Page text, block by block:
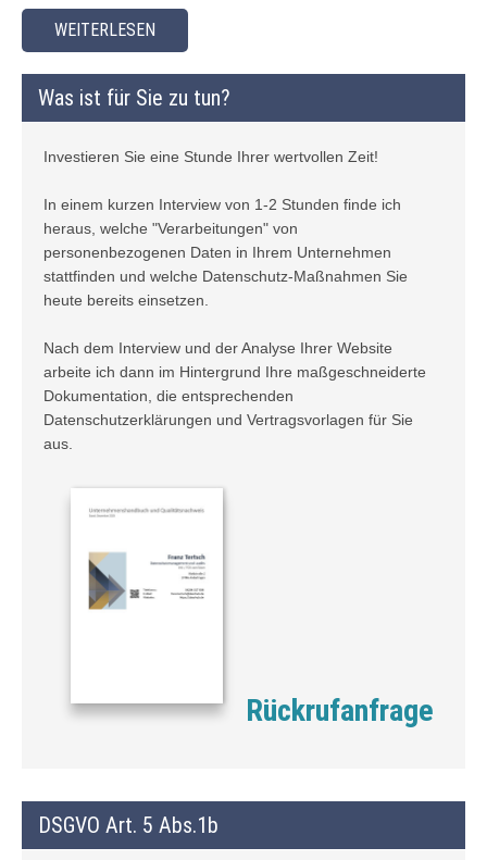
WEITERLESEN
Was ist für Sie zu tun?
Investieren Sie eine Stunde Ihrer wertvollen Zeit!
In einem kurzen Interview von 1-2 Stunden finde ich
heraus, welche "Verarbeitungen" von
personenbezogenen Daten in Ihrem Unternehmen
stattfinden und welche Datenschutz-Maßnahmen Sie
heute bereits einsetzen.
Nach dem Interview und der Analyse Ihrer Website
arbeite ich dann im Hintergrund Ihre maßgeschneiderte
Dokumentation, die entsprechenden
Datenschutzerklärungen und Vertragsvorlagen für Sie
aus.
Rückrufanfrage
DSGVO Art. 5 Abs.1b